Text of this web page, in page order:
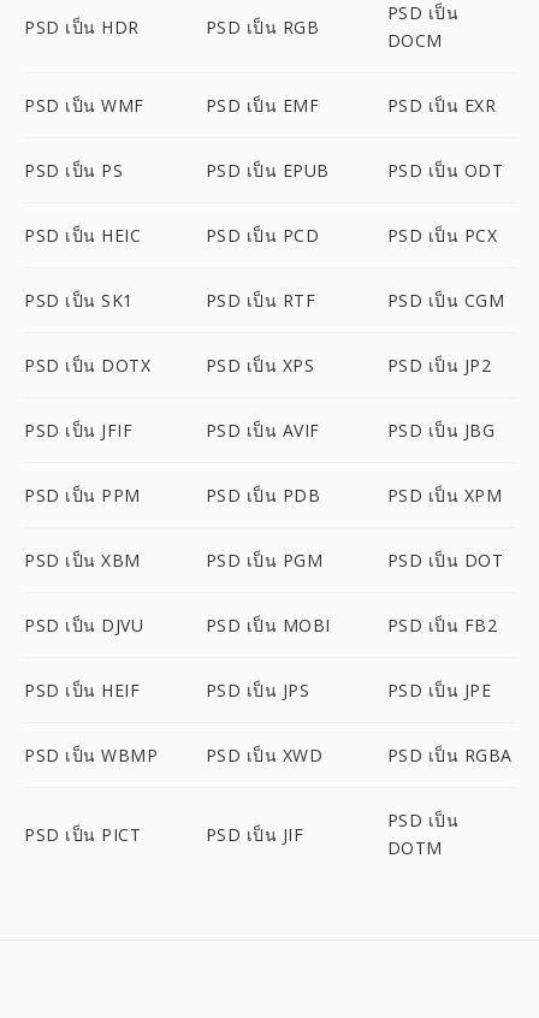
PSD เป็น HDR PSD เป็น RGB
PSD เป็น
DOCM
PSD เป็น WMF PSD เป็น EMF PSD เป็น EXR
PSD เป็น PS PSD เป็น EPUB PSD เป็น ODT
PSD เป็น HEIC PSD เป็น PCD PSD เป็น PCX
PSD เป็น SK1 PSD เป็น RTF PSD เป็น CGM
PSD เป็น DOTX PSD เป็น XPS PSD เป็น JP2
PSD เป็น JFIF PSD เป็น AVIF PSD เป็น JBG
PSD เป็น PPM PSD เป็น PDB PSD เป็น XPM
PSD เป็น XBM PSD เป็น PGM PSD เป็น DOT
PSD เป็น DJVU PSD เป็น MOBI PSD เป็น FB2
PSD เป็น HEIF PSD เป็น JPS PSD เป็น JPE
PSD เป็น WBMP PSD เป็น XWD PSD เป็น RGBA
PSD เป็น PICT PSD เป็น JIF
PSD เป็น
DOTM